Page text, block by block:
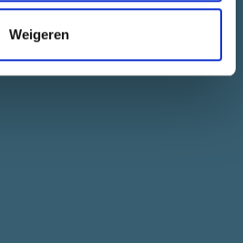
Weigeren